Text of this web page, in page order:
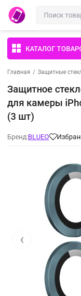
КАТАЛОГ
Главная / Защитные
Защитное
для камеры
(3 шт)
Бренд:BLUEO
‹